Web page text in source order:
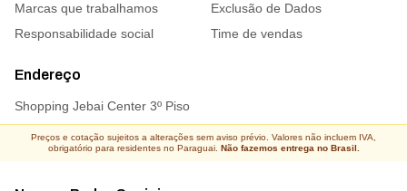
Marcas que trabalhamos
Exclusão de Dados
Responsabilidade social
Time de vendas
Endereço
Shopping Jebai Center 3º Piso
Preços e cotação sujeitos a alterações sem aviso prévio. Valores não incluem IVA,
obrigatório para residentes no Paraguai. Não fazemos entrega no Brasil.